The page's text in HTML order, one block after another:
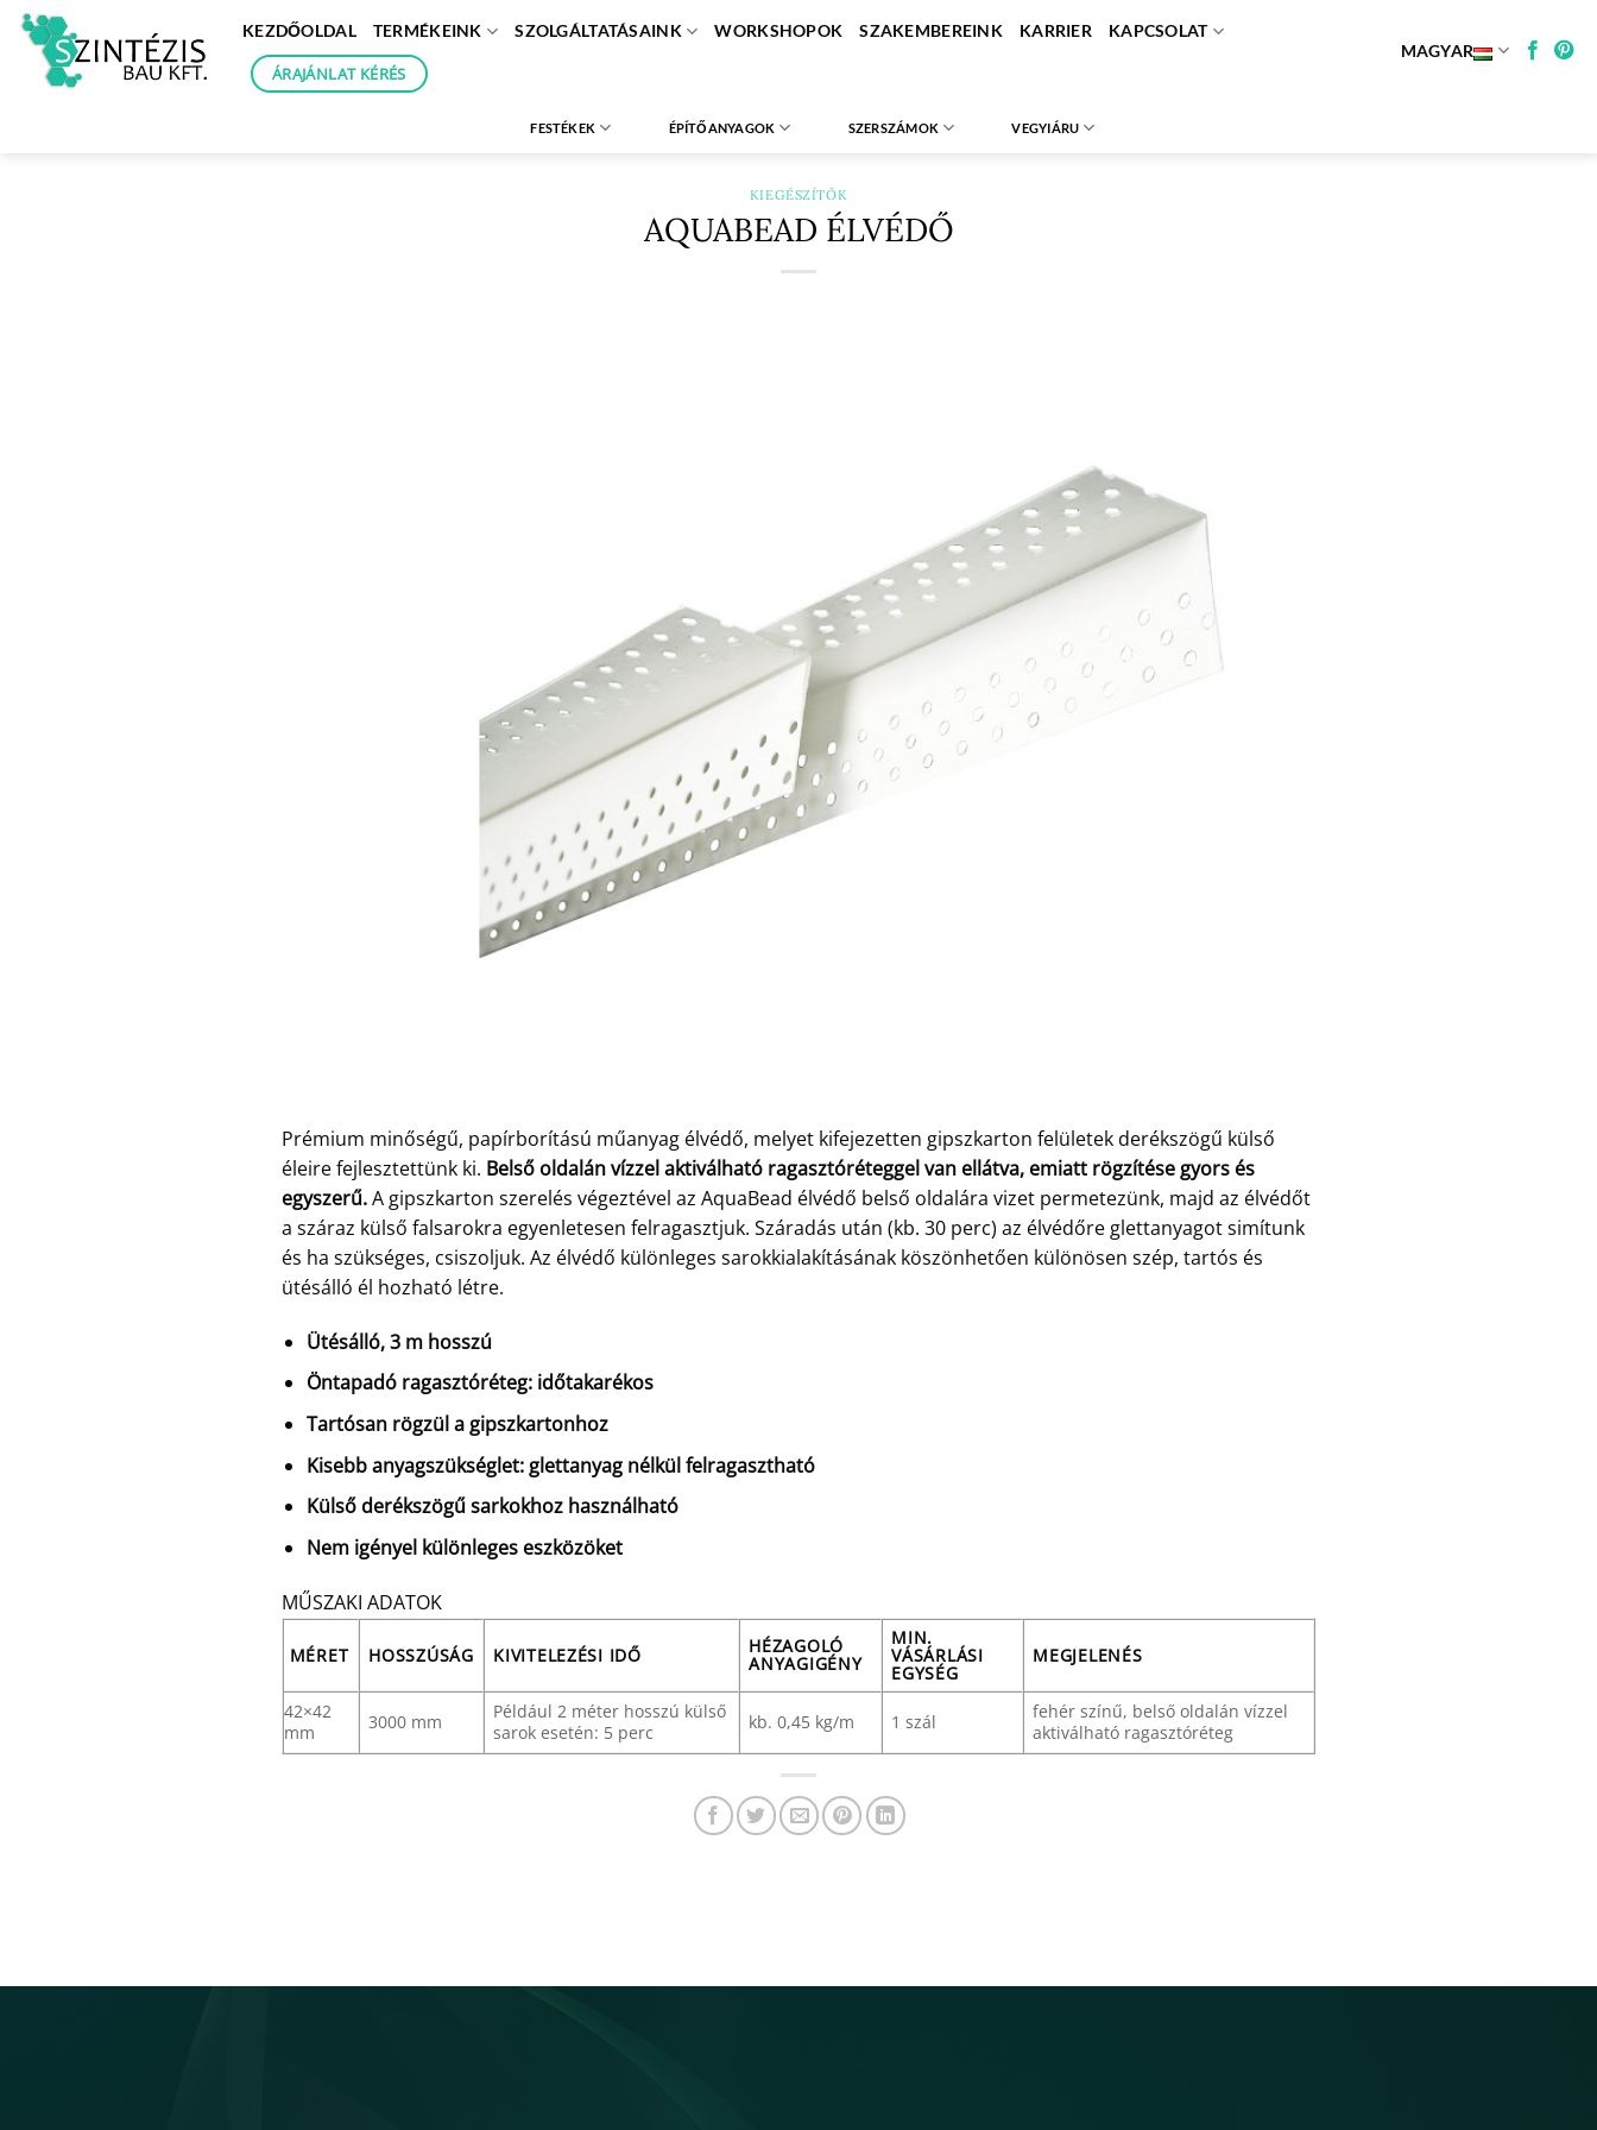
Skip
content
KEZDŐOLDAL TERMÉKEINK SZOLGÁLTATÁSAINK WORKSHOPOK SZAKEMBEREINK KARRIER KAPCSOLAT
ÁRAJÁNLAT KÉRÉS
MAGYAR
FESTÉKEK ÉPÍTŐANYAGOK SZERSZÁMOK VEGYIÁRU
KIEGÉSZÍTŐK
AQUABEAD ÉLVÉDŐ
Prémium minőségű, papírborítású műanyag élvédő, melyet kifejezetten gipszkarton felületek derékszögű külső
éleire fejlesztettünk ki. Belső oldalán vízzel aktiválható ragasztóréteggel van ellátva, emiatt rögzítése gyors és
egyszerű.A gipszkarton szerelés végeztével az AquaBead élvédő belső oldalára vizet permetezünk, majd az élvédőt
a száraz külső falsarokra egyenletesen felragasztjuk. Száradás után (kb. 30 perc) az élvédőre glettanyagot simítunk
és ha szükséges, csiszoljuk. Az élvédő különleges sarokkialakításának köszönhetően különösen szép, tartós és
ütésálló él hozható létre.
Ütésálló, 3 m hosszú
Öntapadó ragasztóréteg: időtakarékos
Tartósan rögzül a gipszkartonhoz
Kisebb anyagszükséglet: glettanyag nélkül felragasztható
Külső derékszögű sarkokhoz használható
Nem igényel különleges eszközöket
MŰSZAKI ADATOK
MÉRET HOSSZÚSÁG KIVITELEZÉSI IDŐ HÉZAGOLÓ
ANYAGIGÉNY
MIN.
VÁSÁRLÁSI
EGYSÉG
MEGJELENÉS
42×42
mm
3000 mm
Például 2 méter hosszú külső
sarok esetén: 5 perc
kb. 0,45 kg/m 1 szál
fehér színű, belső oldalán vízzel
aktiválható ragasztóréteg